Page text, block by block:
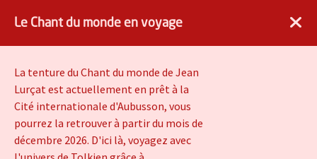
Vivre à Angers
Ville d'Angers
VOIR
Angers.fr : Retour à l'accueil
Piano itinérant - Björn
Gottschall
Le Chant du monde en voyage
La tenture du Chant du monde de Jean
Lurçat est actuellement en prêt à la
Cité internationale d'Aubusson, vous
pourrez la retrouver à partir du mois de
décembre 2026. D'ici là, voyagez avec